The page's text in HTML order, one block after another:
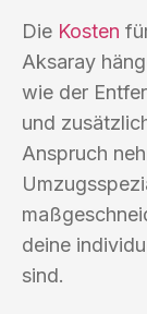
Die Kosten
Aksaray
wie der
und
Anspruch
deine
sind.